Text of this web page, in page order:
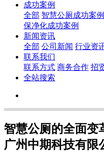
成功案例
全部 智慧公厕成功案例
保净化成功案例
新闻资讯
全部 公司新闻 行业资
联系我们
联系方式 商务合作 招
全站搜索
智慧公厕的全面变
广州中期科技有限